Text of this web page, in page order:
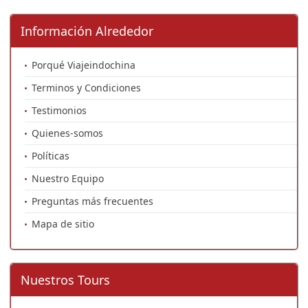
Información Alrededor
Porqué Viajeindochina
Terminos y Condiciones
Testimonios
Quienes-somos
Políticas
Nuestro Equipo
Preguntas más frecuentes
Mapa de sitio
Nuestros Tours